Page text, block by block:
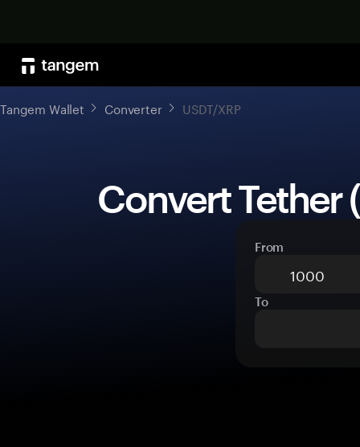
Tangem Wallet Converter USDT/XRP
Convert Tether
From
To